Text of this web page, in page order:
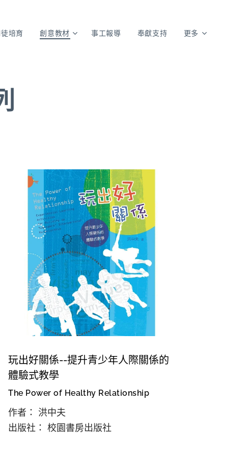
徒培育 創意教材 事工報導 奉獻支持 更多
玩出好關係--提升青少年人際關係的
體驗式教學
The Power of Healthy Relationship
作者： 洪中夫
出版社： 校園書房出版社